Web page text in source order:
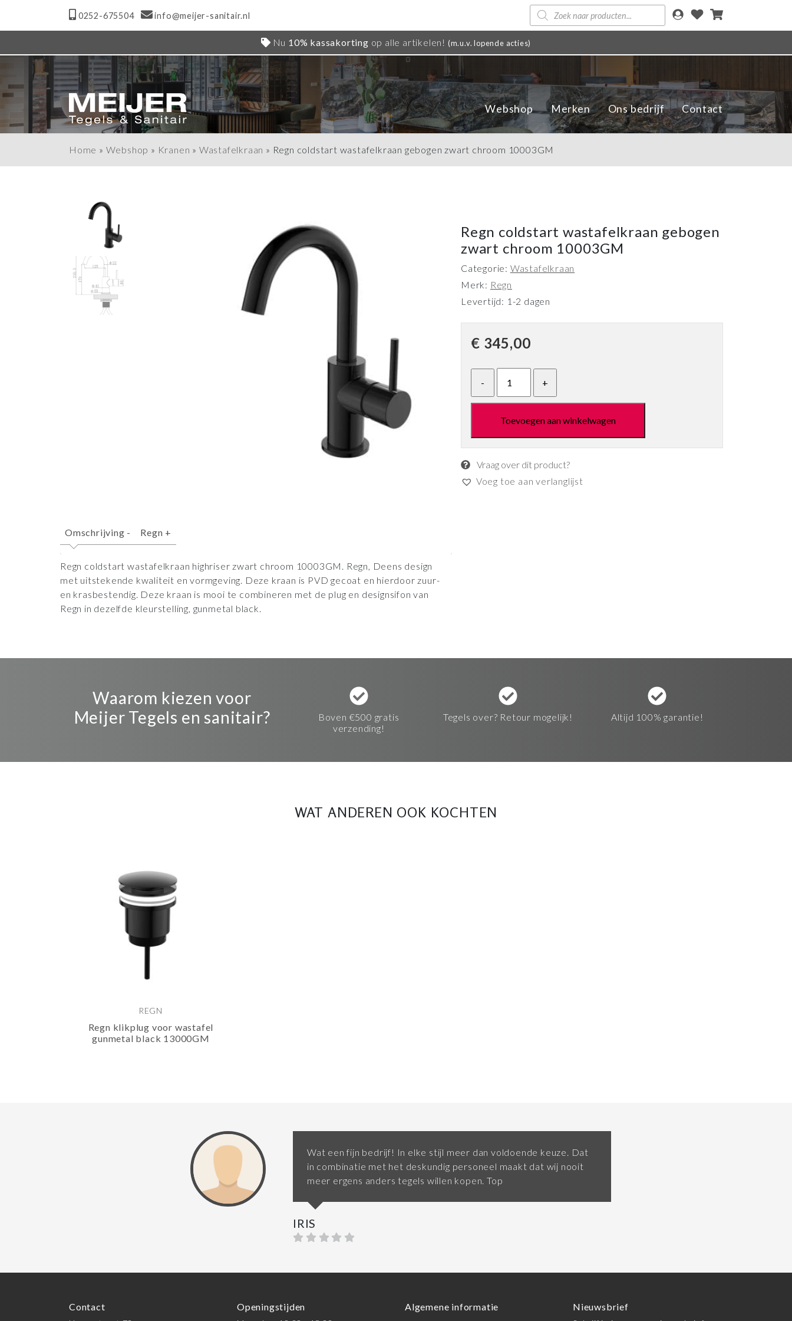
0252-675504 info@meijer-sanitair.nl
Producten
zoeken
Nu 10% kassakorting op alle artikelen! (m.u.v. lopende acties)
Webshop Merken Ons bedrijf Contact
Home » Webshop » Kranen » Wastafelkraan » Regn coldstart wastafelkraan gebogen zwart chroom 10003GM
Omschrijving - Regn +
Regn coldstart wastafelkraan highriser zwart chroom 10003GM. Regn, Deens design
met uitstekende kwaliteit en vormgeving. Deze kraan is PVD gecoat en hierdoor zuur-
en krasbestendig. Deze kraan is mooi te combineren met de plug en designsifon van
Regn in dezelfde kleurstelling, gunmetal black.
Regn coldstart wastafelkraan gebogen
zwart chroom 10003GM
Categorie: Wastafelkraan
Merk: Regn
Levertijd: 1-2 dagen
€ 345,00
Toevoegen aan winkelwagen
Vraag over dit product?
Voeg toe aan verlanglijst
Waarom kiezen voor
Meijer Tegels en sanitair?
Boven €500 gratis
verzending!
Tegels over? Retour mogelijk! Altijd 100% garantie!
WAT ANDEREN OOK KOCHTEN
REGN
Regn klikplug voor wastafel
gunmetal black 13000GM
Wat een fijn bedrijf! In elke stijl meer dan voldoende keuze. Dat
in combinatie met het deskundig personeel maakt dat wij nooit
meer ergens anders tegels willen kopen. Top
IRIS
Contact Openingstijden Algemene informatie Nieuwsbrief